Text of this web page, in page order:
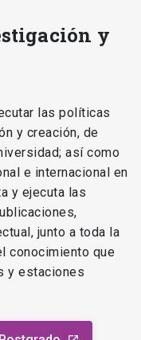
y
las políticas
y creación, de
así como
e internacional en
y ejecuta las
junto a toda la
conocimiento que
y estaciones